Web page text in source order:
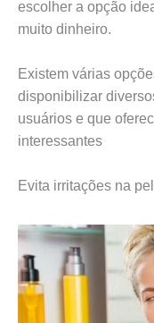
escolher a opção
muito dinheiro.
Existem várias
disponibilizar
usuários e que
interessantes
Evita irritações na